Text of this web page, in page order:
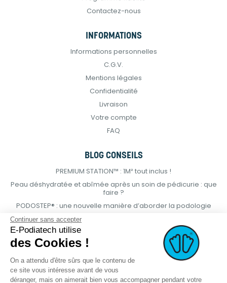
Contactez-nous
INFORMATIONS
Informations personnelles
C.G.V.
Mentions légales
Confidentialité
Livraison
Votre compte
FAQ
BLOG CONSEILS
PREMIUM STATION™ : 1M² tout inclus !
Peau déshydratée et abîmée après un soin de pédicurie : que
faire ?
PODOSTEP® : une nouvelle manière d’aborder la podologie
Continuer sans accepter
E-Podiatech utilise
des Cookies !
On a attendu d'être sûrs que le contenu de
ce site vous intéresse avant de vous
déranger, mais on aimerait bien vous accompagner pendant votre